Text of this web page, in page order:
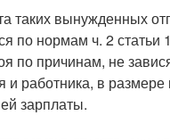
таких вынужденных
по нормам ч. 2 статьи
по причинам, не
и работника, в
зарплаты.